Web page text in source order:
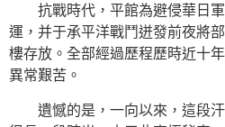
抗戰時代，平館為避侵華日
運，并于承平洋戰鬥迸發前夜將
樓存放。全部經過歷程歷時近十
異常艱苦。
遺憾的是，一向以來，這段